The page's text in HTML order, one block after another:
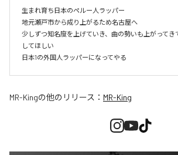
生まれ育ち日本のペルー人ラッパー
地元瀬戸市から成り上がるため名古屋へ
少しずつ知名度を上げていき、曲の勢いも上がってき
してほしい
日本1の外国人ラッパーになってやる
MR-Kingの他のリリース： MR-King